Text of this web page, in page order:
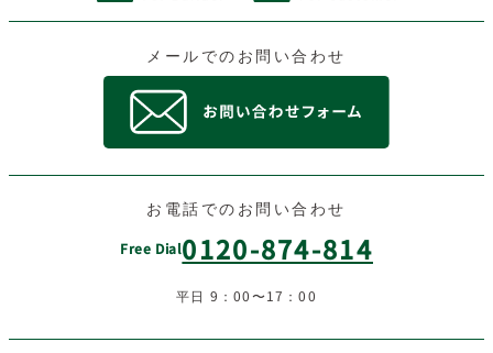
メールでのお問い合わせ
お電話でのお問い合わせ
Free Dial0120-874-814
平日 9：00〜17：00